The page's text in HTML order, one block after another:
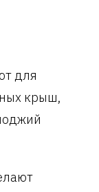
для
крыш,